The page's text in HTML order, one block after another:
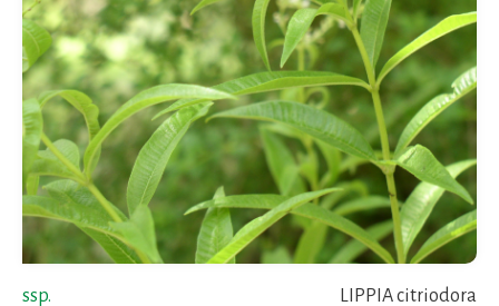
ssp. LIPPIA citriodora